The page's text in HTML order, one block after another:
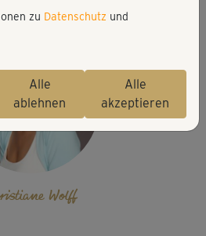
Wolff
zu Datenschutz und
Alle
ablehnen
Alle
akzeptieren